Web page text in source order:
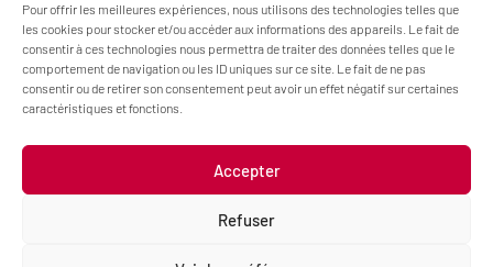
Pour offrir les meilleures expériences, nous utilisons des technologies telles que
les cookies pour stocker et/ou accéder aux informations des appareils. Le fait de
consentir à ces technologies nous permettra de traiter des données telles que le
comportement de navigation ou les ID uniques sur ce site. Le fait de ne pas
consentir ou de retirer son consentement peut avoir un effet négatif sur certaines
caractéristiques et fonctions.
Accepter
Refuser
A PROPOS
Actualités
Mentions légalesPolitique de cookies (UE)